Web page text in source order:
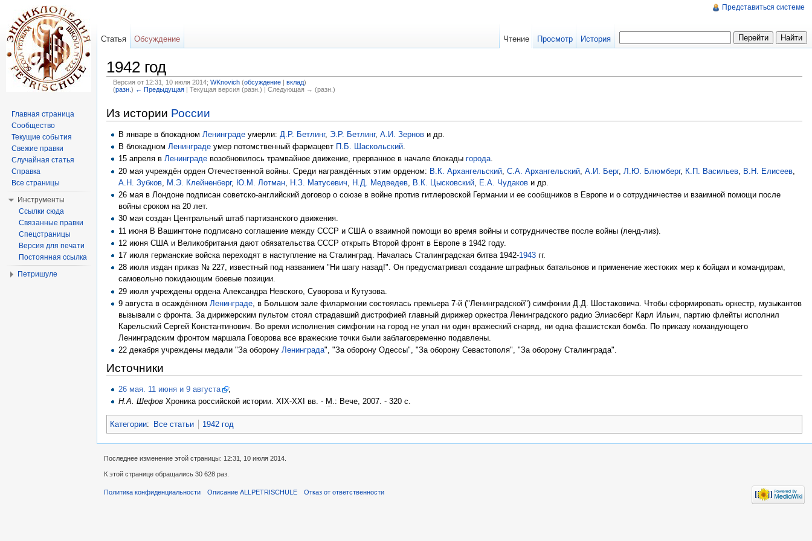
1942 год
Версия от 12:31, 10 июля 2014; WKnovich (обсуждение| вклад)
(разн. ) ← Предыдущая| Текущая версия (разн.) | Следующая → (разн.)
Из истории России
В январе в блокадном Ленинграде умерли: Д.Р. Бетлинг, Э.Р. Бетлинг,А.И. Зернов и др.
В блокадномЛенинграде умер потомственный фармацевт П.Б. Шаскольский.
15 апреля вЛенинграде возобновилось трамвайное движение, прерванное в начале блокадыгорода.
20 мая учреждён орден Отечественной войны. Среди награждённых этим орденом: В.К. Архангельский ,С.А. Архангельский ,А.И. Берг, Л.Ю. Блюмберг, К.П. Васильев В.Н. Елисеев
А.Н. Зубков
М.Э. Клейненберг, Ю.М. Лотман Н.З. Матусевич Н.Д. Медведев В.К. Цысковский Е.А. Чудаков и др.
26 мая в Лондоне подписан советско-английский договор о союзе в войне против гитлеровской Германии и ее сообщников в Европе и о сотрудничестве и взаимной помощи после
войны сроком на 20 лет.
30 мая создан Центральный штаб партизанского движения.
11 июня В Вашингтоне подписано соглашение между СССР и США о взаимной помощи во время войны и сотрудничестве после войны (ленд-лиз).
12 июня США и Великобритания дают обязательства СССР открыть Второй фронт в Европе в 1942 году.
17 июля германские войска переходят в наступление на Сталинград. Началась Сталинградская битва 1942-1943 гг.
28 июля издан приказ № 227, известный под названием "Ни шагу назад!". Он предусматривал создание штрафных батальонов и применение жестоких мер к бойцам и командирам,
самовольно покидающим боевые позиции.
29 июля учреждены ордена Александра Невского, Суворова и Кутузова.
9 августа в осаждённом Ленинграде , в Большом зале филармонии состоялась премьера 7-й ("Ленинградской") симфонии Д.Д. Шостаковича. Чтобы сформировать оркестр, музыкантов
вызывали с фронта. За дирижерским пультом стоял страдавший дистрофией главный дирижер оркестра Ленинградского радио Элиасберг Карл Ильич, партию флейты исполнил
Карельский Сергей Константинович. Во время исполнения симфонии на город не упал ни один вражеский снаряд, ни одна фашистская бомба. По приказу командующего
Ленинградским фронтом маршала Говорова все вражеские точки были заблаговременно подавлены.
22 декабря учреждены медали "За оборонуЛенинграда", "За оборону Одессы", "За оборону Севастополя", "За оборону Сталинграда".
Источники
26 мая. 11 июня и 9 августа
;
Н.А. Шефов Хроника российской истории. XIX-XXI вв. - М .: Вече, 2007. - 320 с.
Категории: Все статьи 1942 год
Представиться системе
Статья Обсуждение Чтение Просмотр История
Главная страница
Сообщество
Текущие события
Свежие правки
Случайная статья
Справка
Все страницы
Инструменты
Ссылки сюда
Связанные правки
Спецстраницы
Версия для печати
Постоянная ссылка
Петришуле
Последнее изменение этой страницы: 12:31, 10 июля 2014.
К этой странице обращались 30 628 раз.
Политика конфиденциальности Описание ALLPETRISCHULE Отказ от ответственности